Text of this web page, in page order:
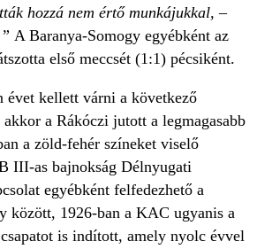
hozzá nem értő munkájukkal, –
A Baranya-Somogy egyébként az
első meccsét (1:1) pécsiként.
évet kellett várni a következő
a Rákóczi jutott a legmagasabb
a zöld-fehér színeket viselő
III-as bajnokság Délnyugati
egyébként felfedezhető a
között, 1926-ban a KAC ugyanis a
is indított, amely nyolc évvel